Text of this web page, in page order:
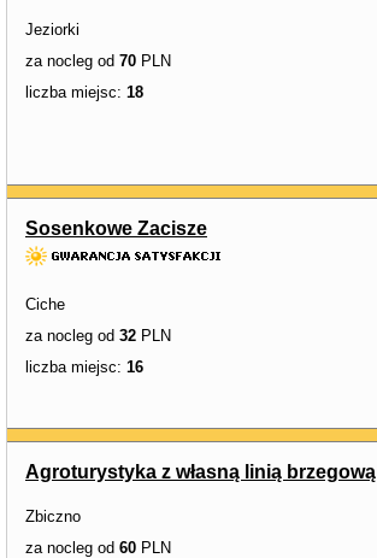
Jeziorki
za nocleg od 70 PLN
liczba miejsc: 18
Sosenkowe Zacisze
Ciche
za nocleg od 32 PLN
liczba miejsc: 16
Agroturystyka z własną linią brzegową
Zbiczno
za nocleg od 60 PLN